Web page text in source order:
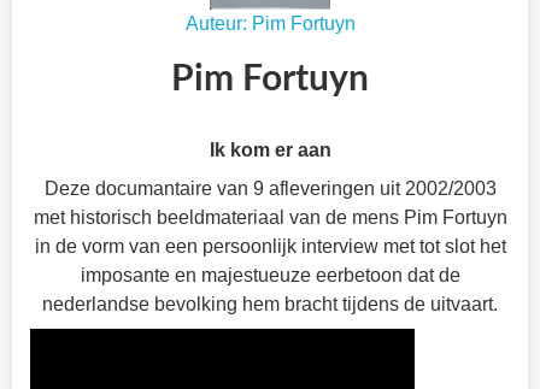
Auteur: Pim Fortuyn
Pim Fortuyn
Ik kom er aan
Deze documantaire van 9 afleveringen uit 2002/2003
met historisch beeldmateriaal van de mens Pim Fortuyn
in de vorm van een persoonlijk interview met tot slot het
imposante en majestueuze eerbetoon dat de
nederlandse bevolking hem bracht tijdens de uitvaart.